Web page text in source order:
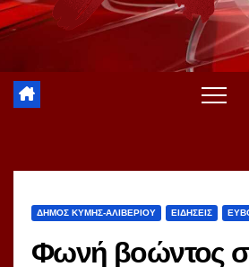
ΔΗΜΟΣ ΚΥΜΗΣ-ΑΛΙΒΕΡΙΟΥ ΕΙΔΗΣΕΙΣ
Φωνή βοώντος